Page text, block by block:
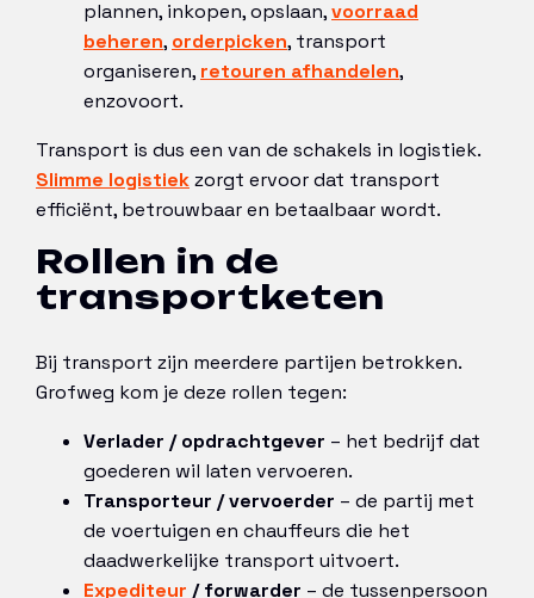
plannen, inkopen, opslaan,voorraad
beheren, orderpicken, transport
organiseren, retouren afhandelen,
enzovoort.
Transport is dus een van de schakels in logistiek.
Slimme logistiekzorgt ervoor dat transport
efficiënt, betrouwbaar en betaalbaar wordt.
Rollen in de
transportketen
Bij transport zijn meerdere partijen betrokken.
Grofweg kom je deze rollen tegen:
Verlader / opdrachtgever – het bedrijf dat
goederen wil laten vervoeren.
Transporteur / vervoerder – de partij met
de voertuigen en chauffeurs die het
daadwerkelijke transport uitvoert.
Expediteur / forwarder – de tussenpersoon